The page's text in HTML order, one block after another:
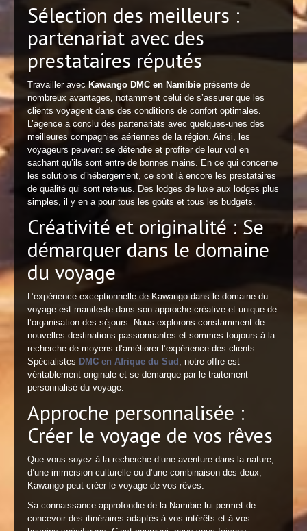
Sélection des meilleurs :
partenariat avec des
prestataires réputés
Travailler avecKawango DMC en Namibie présente de
nombreux avantages, notamment celui de s’assurer que les
clients voyagent dans des conditions de confort optimales.
L’agence a conclu des partenariats avec quelques-unes des
meilleures compagnies aériennes de la région. Ainsi, les
voyageurs peuvent se détendre et profiter de leur vol en
sachant qu’ils sont entre de bonnes mains. En ce qui concerne
les solutions d’hébergement, ce sont là encore les prestataires
de qualité qui sont retenus. Des lodges de luxe aux lodges plus
simples, il y en a pour tous les goûts et tous les budgets.
Créativité et originalité : Se
démarquer dans le domaine
du voyage
L’expérience exceptionnelle de Kawango dans le domaine du
voyage est manifeste dans son approche créative et unique de
l’organisation des séjours. Nous explorons constamment de
nouvelles destinations passionnantes et sommes toujours à la
recherche de moyens d’améliorer l’expérience des clients.
Spécialistes DMC en Afrique du Sud
, notre offre est
véritablement originale et se démarque par le traitement
personnalisé du voyage.
Approche personnalisée :
Créer le voyage de vos rêves
Que vous soyez à la recherche d’une aventure dans la nature,
d’une immersion culturelle ou d’une combinaison des deux,
Kawango peut créer le voyage de vos rêves.
Sa connaissance approfondie de la Namibie lui permet de
concevoir des itinéraires adaptés à vos intérêts et à vos